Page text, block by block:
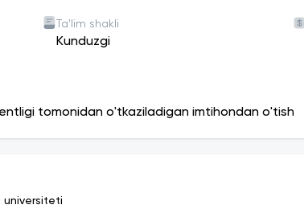
Ta'lim shakli
Kunduzgi
tomonidan o'tkaziladigan imtihondan o'tish
universiteti